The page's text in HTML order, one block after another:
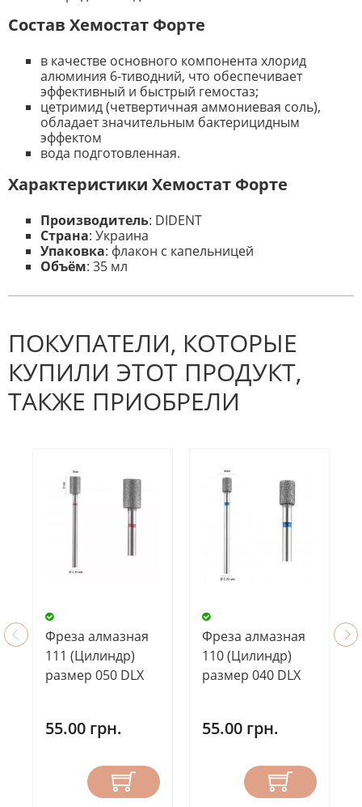
Состав Хемостат Форте
в качестве основного компонента хлорид
алюминия 6-тиводний, что обеспечивает
эффективный и быстрый гемостаз;
цетримид (четвертичная аммониевая соль),
обладает значительным бактерицидным
эффектом
вода подготовленная.
Характеристики Хемостат Форте
Производитель: DIDENT
Страна: Украина
Упаковка: флакон с капельницей
Объём: 35 мл
К настоящему времени нет
отзыв.
ПОКУПАТЕЛИ, КОТОРЫЕ
КУПИЛИ ЭТОТ ПРОДУКТ,
ТАКЖЕ ПРИОБРЕЛИ
Фреза алмазная
111 (Цилиндр)
размер 050 DLX
55.00 грн.
Фреза алмазная
110 (Цилиндр)
размер 040 DLX
55.00 грн.